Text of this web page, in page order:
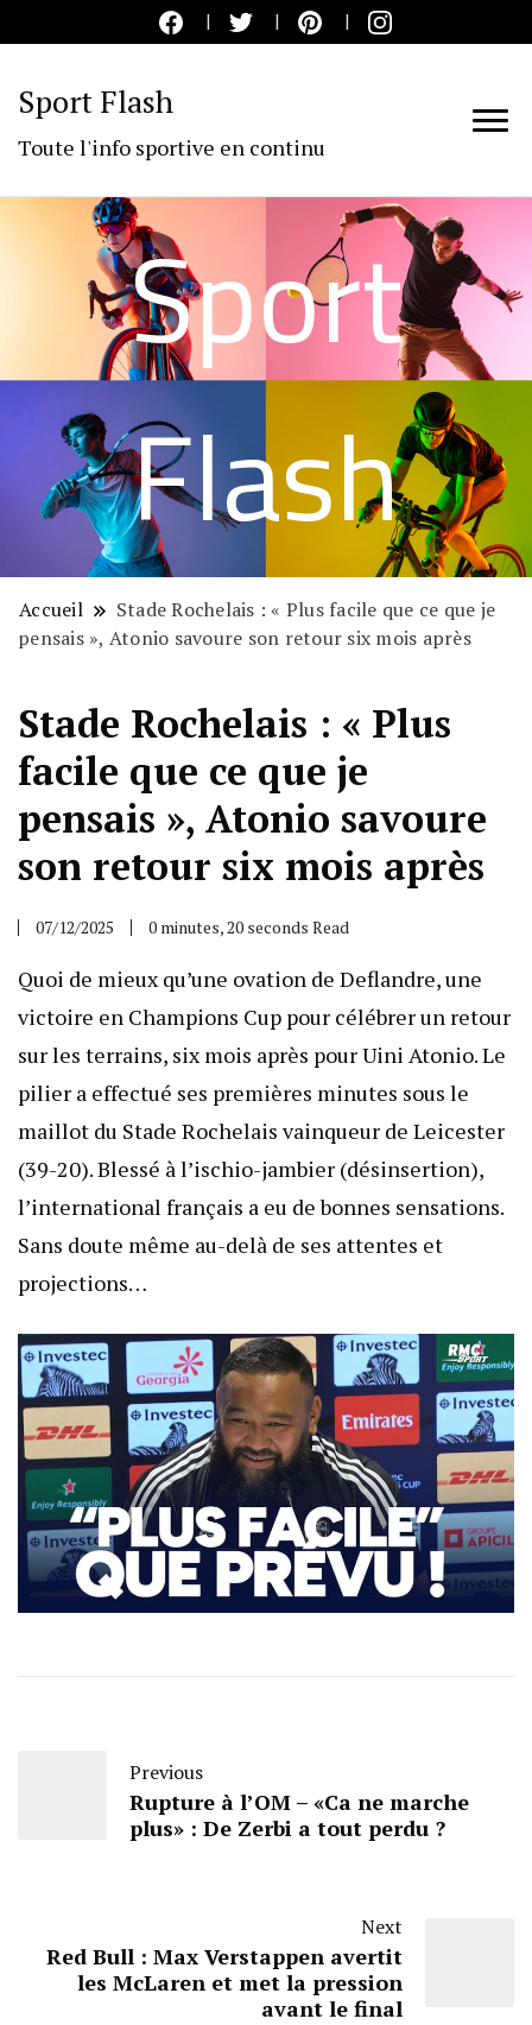
Sport Flash
Toute l'info sportive en continu
Sport
Flash
Accueil
Stade Rochelais : « Plus facile que ce que je
pensais », Atonio savoure son retour six mois après
Stade Rochelais : « Plus
facile que ce que je
pensais », Atonio savoure
son retour six mois après
07/12/2025 0 minutes, 20 seconds Read
Quoi de mieux qu’une ovation de Deflandre, une
victoire en Champions Cup pour célébrer un retour
sur les terrains, six mois après pour Uini Atonio. Le
pilier a effectué ses premières minutes sous le
maillot du Stade Rochelais vainqueur de Leicester
(39-20). Blessé à l’ischio-jambier (désinsertion),
l’international français a eu de bonnes sensations.
Sans doute même au-delà de ses attentes et
projections…
Previous
Rupture à l’OM – «Ca ne marche
plus» : De Zerbi a tout perdu ?
Next
Red Bull : Max Verstappen avertit
les McLaren et met la pression
avant le final